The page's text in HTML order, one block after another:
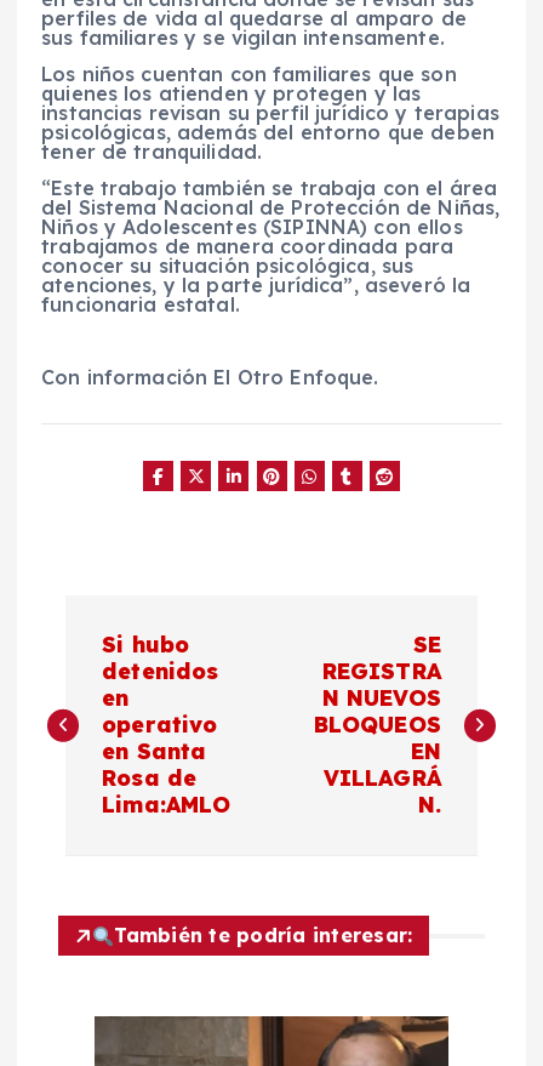
perfiles de vida al quedarse al amparo de
sus familiares y se vigilan intensamente.
Los niños cuentan con familiares que son
quienes los atienden y protegen y las
instancias revisan su perfil jurídico y terapias
psicológicas, además del entorno que deben
tener de tranquilidad.
“Este trabajo también se trabaja con el área
del Sistema Nacional de Protección de Niñas,
Niños y Adolescentes (SIPINNA) con ellos
trabajamos de manera coordinada para
conocer su situación psicológica, sus
atenciones, y la parte jurídica”, aseveró la
funcionaria estatal.
Con información El Otro Enfoque.
v
a
Si hubo
detenidos
en
operativo
en Santa
Rosa de
Lima:AMLO
SE
REGISTRA
N NUEVOS
BLOQUEOS
EN
VILLAGRÁ
N.
También te podría interesar: